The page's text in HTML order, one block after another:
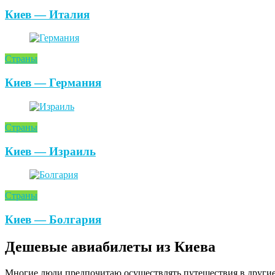
Киев — Италия
Страны
Киев — Германия
Страны
Киев — Израиль
Страны
Киев — Болгария
Дешевые авиабилеты из Киева
Многие люди предпочитаю осуществлять путешествия в